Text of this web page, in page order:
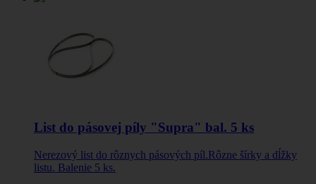
List do pásovej píly "Supra" bal. 5 ks
Nerezový list do rôznych pásových píl.Rôzne šírky a dĺžky
listu. Balenie 5 ks.